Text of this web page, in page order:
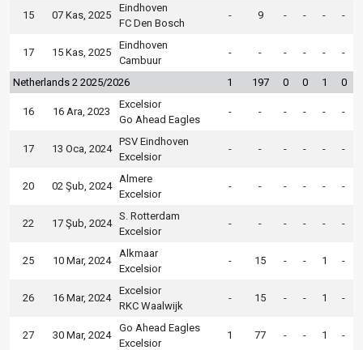
15 07 Kas, 2025
Eindhoven
FC Den Bosch
- 9 - - - -
17 15 Kas, 2025
Eindhoven
Cambuur
- - - - - -
Netherlands 2 2025/2026 1 197 0 0 1 0
16 16 Ara, 2023
Excelsior
Go Ahead Eagles
- - - - - -
17 13 Oca, 2024
PSV Eindhoven
Excelsior
- - - - - -
20 02 Şub, 2024
Almere
Excelsior
- - - - - -
22 17 Şub, 2024
S. Rotterdam
Excelsior
- - - - - -
25 10 Mar, 2024
Alkmaar
Excelsior
- 15 - - 1 -
26 16 Mar, 2024
Excelsior
RKC Waalwijk
- 15 - - 1 -
27 30 Mar, 2024
Go Ahead Eagles
Excelsior
1 77 - - 1 -